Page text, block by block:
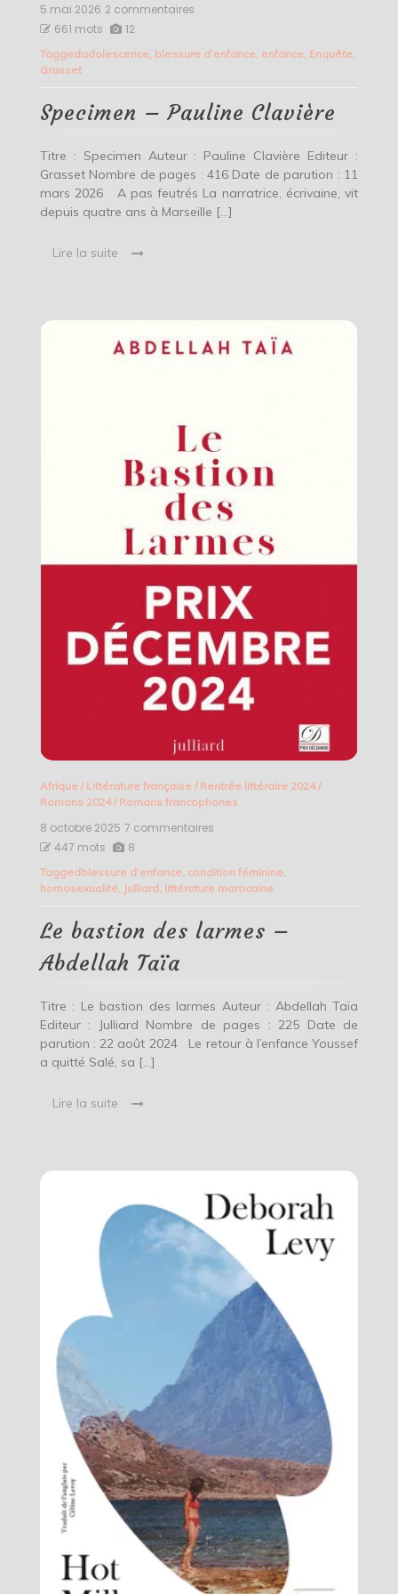
5 mai 2026 2 commentaires
Pauline
661 mots 12
Taggedadolescence, blessure d’enfance, enfance, Enquête,
Grasset
Specimen – Pauline Clavière
Titre : Specimen Auteur : Pauline Clavière Editeur :
Grasset Nombre de pages : 416 Date de parution : 11
mars 2026 A pas feutrés La narratrice, écrivaine, vit
depuis quatre ans à Marseille […]
Lire la suite
Afrique/ Littérature française/ Rentrée littéraire 2024/
Romans 2024/ Romans francophones
8 octobre 2025 7 commentaires
des
larmes
Taïa
447 mots 8
Taggedblessure d’enfance, condition féminine,
homosexualité, Julliard, littérature marocaine
Le bastion des larmes –
Abdellah Taïa
Titre : Le bastion des larmes Auteur : Abdellah Taïa
Editeur : Julliard Nombre de pages : 225 Date de
parution : 22 août 2024 Le retour à l’enfance Youssef
a quitté Salé, sa […]
Lire la suite